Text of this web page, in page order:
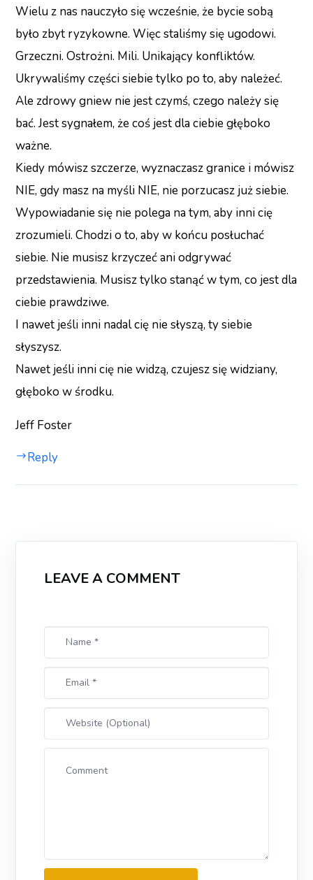
Wielu z nas nauczyło się wcześnie, że bycie sobą
było zbyt ryzykowne. Więc staliśmy się ugodowi.
Grzeczni. Ostrożni. Mili. Unikający konfliktów.
Ukrywaliśmy części siebie tylko po to, aby należeć.
Ale zdrowy gniew nie jest czymś, czego należy się
bać. Jest sygnałem, że coś jest dla ciebie głęboko
ważne.
Kiedy mówisz szczerze, wyznaczasz granice i mówisz
NIE, gdy masz na myśli NIE, nie porzucasz już siebie.
Wypowiadanie się nie polega na tym, aby inni cię
zrozumieli. Chodzi o to, aby w końcu posłuchać
siebie. Nie musisz krzyczeć ani odgrywać
przedstawienia. Musisz tylko stanąć w tym, co jest dla
ciebie prawdziwe.
I nawet jeśli inni nadal cię nie słyszą, ty siebie
słyszysz.
Nawet jeśli inni cię nie widzą, czujesz się widziany,
głęboko w środku.
Jeff Foster​​​​​​​​​​​​​​​​
Reply
LEAVE A COMMENT